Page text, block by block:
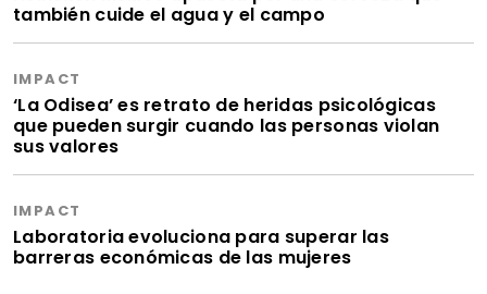
también cuide el agua y el campo
IMPACT
‘La Odisea’ es retrato de heridas psicológicas
que pueden surgir cuando las personas violan
sus valores
IMPACT
Laboratoria evoluciona para superar las
barreras económicas de las mujeres